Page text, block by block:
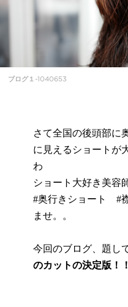
ブログ１-1040653
さて全国の後頭部に
に見えるショートが
わ
ショート大好き美容
#奥行きショート #
ませ。。
今回のブログ、題し
のカットの決定版！